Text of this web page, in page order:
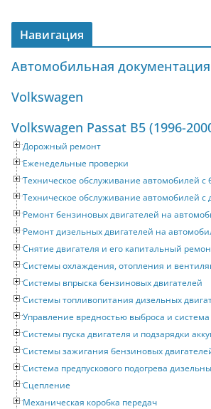
Навигация
Автомобильная документация
Volkswagen
Дорожный ремонт
Еженедельные проверки
Техническое обслуживание автомобилей с
Техническое обслуживание автомобилей с
Ремонт бензиновых двигателей на
Ремонт дизельных двигателей на
Снятие двигателя и его капитальный
Системы охлаждения, отопления и
Системы впрыска бензиновых двигателей
Системы топливопитания дизельных
Управление вредностью выброса и система
Системы пуска двигателя и подзарядки
Системы зажигания бензиновых
Система предпускового подогрева
Сцепление
Механическая коробка передач